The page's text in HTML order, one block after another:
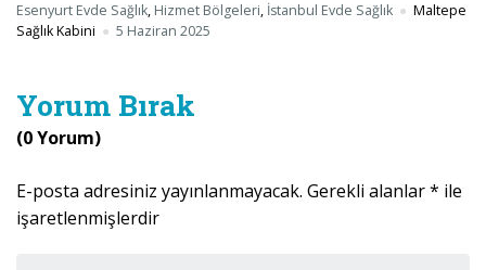
Esenyurt Evde Sağlık, Hizmet Bölgeleri, İstanbul Evde Sağlık
Maltepe
Sağlık Kabini
5 Haziran 2025
Yorum Bırak
(0 Yorum)
E-posta adresiniz yayınlanmayacak. Gerekli alanlar* ile
işaretlenmişlerdir